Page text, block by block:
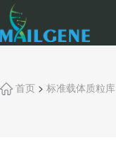
首页 > 标准载体质粒库